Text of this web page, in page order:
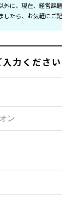
外に、現在、経営課
たら、お気軽にご記
力ください